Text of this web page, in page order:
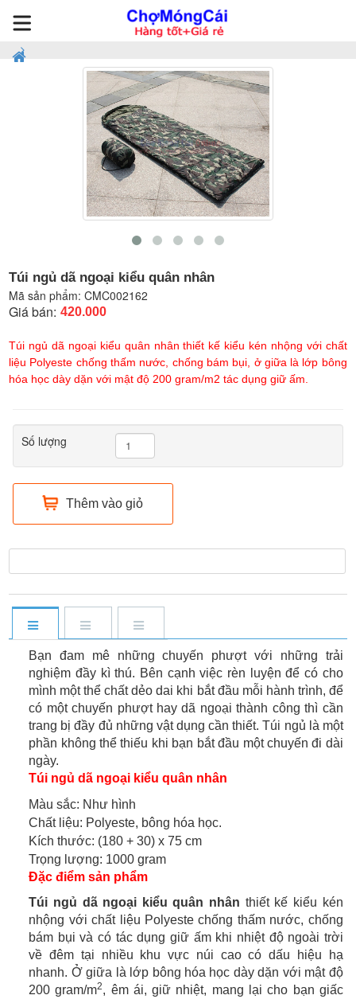
Túi ngủ dã ngoại kiểu quân nhân
Mã sản phẩm:CMC002162
Giá bán: 420.000
Túi ngủ dã ngoại kiểu quân nhân thiết kế kiểu kén nhộng với chất
liệu Polyeste chống thấm nước, chống bám bụi, ở giữa là lớp bông
hóa học dày dặn với mật độ 200 gram/m2 tác dụng giữ ấm.
Số lượng
Thêm vào giỏ
Bạn đam mê những chuyến phượt với những trải
nghiệm đầy kì thú. Bên cạnh việc rèn luyện để có cho
mình một thể chất dẻo dai khi bắt đầu mỗi hành trình, để
có một chuyến phượt hay dã ngoại thành công thì cần
trang bị đầy đủ những vật dụng cần thiết. Túi ngủ là một
phần không thể thiếu khi bạn bắt đầu một chuyến đi dài
ngày.
Túi ngủ dã ngoại kiểu quân nhân
Màu sắc: Như hình
Chất liệu: Polyeste, bông hóa học.
Kích thước: (180 + 30) x 75 cm
Trọng lượng: 1000 gram
Đặc điểm sản phẩm
Túi ngủ dã ngoại kiểu quân nhân thiết kế kiểu kén
nhộng với chất liệu Polyeste chống thấm nước, chống
bám bụi và có tác dụng giữ ấm khi nhiệt độ ngoài trời
về đêm tại nhiều khu vực núi cao có dấu hiệu hạ
nhanh. Ở giữa là lớp bông hóa học dày dặn với mật độ
200 gram/m2, êm ái, giữ nhiệt, mang lại cho bạn giấc